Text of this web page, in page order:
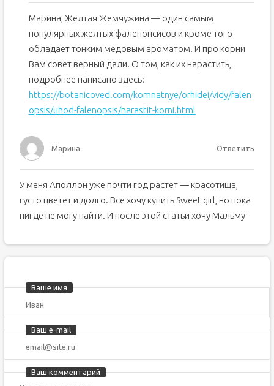
Марина, Желтая Жемчужина — один самым
популярных желтых фаленопсисов и кроме того
обладает тонким медовым ароматом. И про корни
Вам совет верный дали. О том, как их нарастить,
подробнее написано здесь:
https://botanicoved.com/komnatnye/orhidei/vidy/falen
opsis/uhod-falenopsis/narastit-korni.html
Марина Ответить
У меня Аполлон уже почти год растет — красотища,
густо цветет и долго. Все хочу купить Sweet girl, но пока
нигде не могу найти. И после этой статьи хочу Мальму
Ваше имя
Ваш e-mail
Ваш комментарий